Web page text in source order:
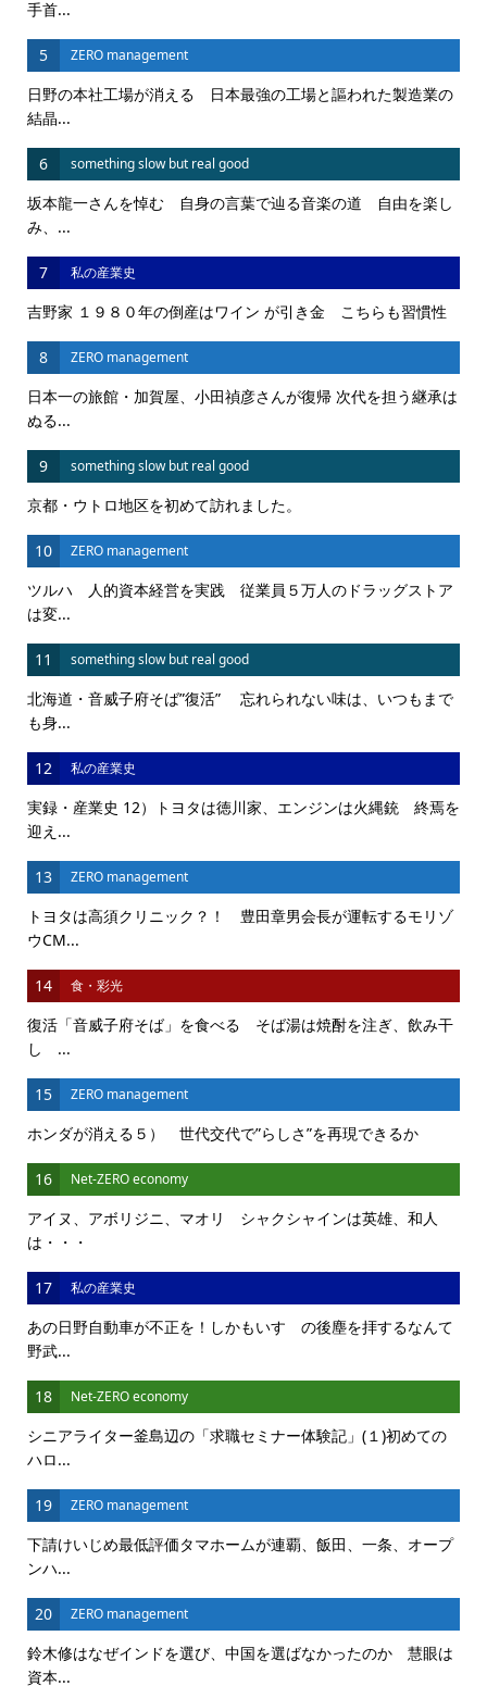
手首...
5 ZERO management
日野の本社工場が消える 日本最強の工場と謳われた製造業の
結晶...
6 something slow but real good
坂本龍一さんを悼む 自身の言葉で辿る音楽の道 自由を楽し
み、...
7 私の産業史
吉野家 １９８０年の倒産はワイン が引き金 こちらも習慣性
8 ZERO management
日本一の旅館・加賀屋、小田禎彦さんが復帰 次代を担う継承は
ぬる...
9 something slow but real good
京都・ウトロ地区を初めて訪れました。
10 ZERO management
ツルハ 人的資本経営を実践 従業員５万人のドラッグストア
は変...
11 something slow but real good
北海道・音威子府そば”復活” 忘れられない味は、いつもまで
も身...
12 私の産業史
実録・産業史 12）トヨタは徳川家、エンジンは火縄銃 終焉を
迎え...
13 ZERO management
トヨタは高須クリニック？！ 豊田章男会長が運転するモリゾ
ウCM...
14 食・彩光
復活「音威子府そば」を食べる そば湯は焼酎を注ぎ、飲み干
し ...
15 ZERO management
ホンダが消える５） 世代交代で”らしさ”を再現できるか
16 Net-ZERO economy
アイヌ、アボリジニ、マオリ シャクシャインは英雄、和人
は・・・
17 私の産業史
あの日野自動車が不正を！しかもいすゞの後塵を拝するなんて
野武...
18 Net-ZERO economy
シニアライター釜島辺の「求職セミナー体験記」(１)初めての
ハロ...
19 ZERO management
下請けいじめ最低評価タマホームが連覇、飯田、一条、オープ
ンハ...
20 ZERO management
鈴木修はなぜインドを選び、中国を選ばなかったのか 慧眼は
資本...